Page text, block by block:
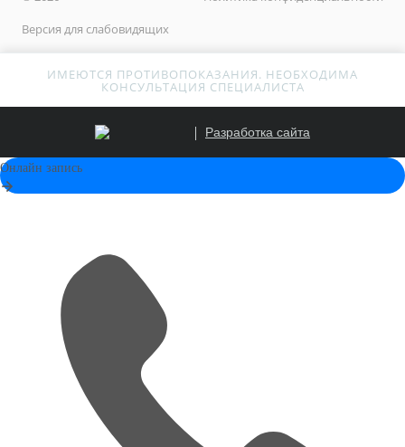
Версия для слабовидящих
ИМЕЮТСЯ ПРОТИВОПОКАЗАНИЯ. НЕОБХОДИМА
КОНСУЛЬТАЦИЯ СПЕЦИАЛИСТА
Разработка сайта